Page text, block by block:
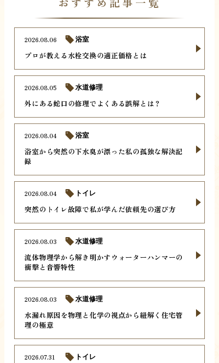
プロが教える水栓交換の適正価格とは
2026.08.06 浴室
外にある蛇口の修理でよくある誤解とは？
2026.08.05 水道修理
浴室から突然の下水臭が漂った私の孤独な解決記
録
2026.08.04 浴室
突然のトイレ故障で私が学んだ依頼先の選び方
2026.08.04 トイレ
流体物理学から解き明かすウォーターハンマーの
衝撃と音響特性
2026.08.03 水道修理
水漏れ原因を物理と化学の視点から紐解く住宅管
理の極意
2026.08.03 水道修理
2026.07.31 トイレ